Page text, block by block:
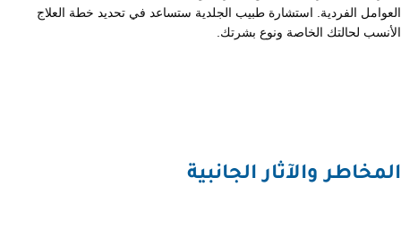
العوامل الفردية. استشارة طبيب الجلدية ستساعد في تحديد خطة العلاج
الأنسب لحالتك الخاصة ونوع بشرتك.
المخاطر والآثار الجانبية